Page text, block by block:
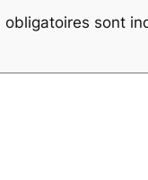
obligatoires sont